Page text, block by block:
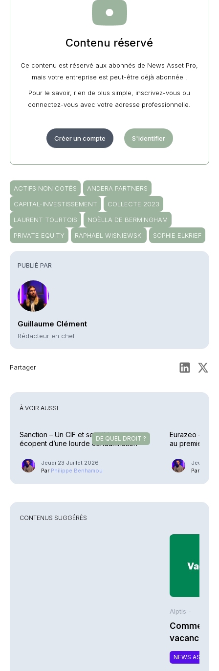
PUBLIÉ PAR
Guillaume Clément
Rédacteur en chef
Partager
Contenu réservé
Ce contenu est réservé aux abonnés de News Asset Pro,
mais votre entreprise est peut-être déjà abonnée !
Pour le savoir, rien de plus simple, inscrivez-vous ou
connectez-vous avec votre adresse professionnelle.
Créer un compte S'identifier
ACTIFS NON COTÉS
ANDERA PARTNERS
CAPITAL-INVESTISSEMENT
COLLECTE 2023
LAURENT TOURTOIS
NOËLLA DE BERMINGHAM
PRIVATE EQUITY
RAPHAËL WISNIEWSKI SOPHIE ELKRIEF
À VOIR AUSSI
DE QUEL DROIT ?
Sanction – Un CIF et ses dirigeants
écopent d’une lourde condamnation
Jeudi 23 Juillet 2026
Par Philippe Benhamou
Eurazeo –
au premier
Jeudi 23
Par
CONTENUS SUGGÉRÉS
Alptis -
Comment
vacances à
NEWS